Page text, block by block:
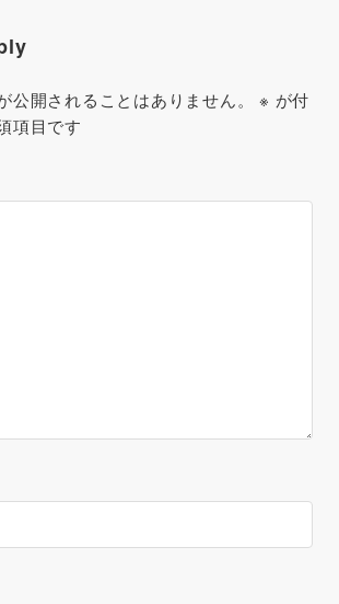
公開されることはありません。 ※ が付
項目です